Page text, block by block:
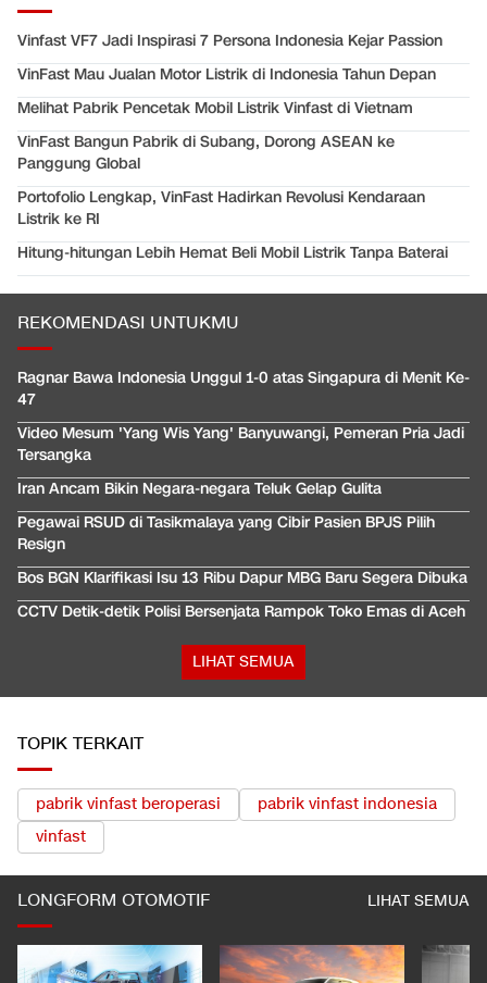
Vinfast VF7 Jadi Inspirasi 7 Persona Indonesia Kejar Passion
VinFast Mau Jualan Motor Listrik di Indonesia Tahun Depan
Melihat Pabrik Pencetak Mobil Listrik Vinfast di Vietnam
VinFast Bangun Pabrik di Subang, Dorong ASEAN ke
Panggung Global
Portofolio Lengkap, VinFast Hadirkan Revolusi Kendaraan
Listrik ke RI
Hitung-hitungan Lebih Hemat Beli Mobil Listrik Tanpa Baterai
REKOMENDASI UNTUKMU
Ragnar Bawa Indonesia Unggul 1-0 atas Singapura di Menit Ke-
47
Video Mesum 'Yang Wis Yang' Banyuwangi, Pemeran Pria Jadi
Tersangka
Iran Ancam Bikin Negara-negara Teluk Gelap Gulita
Pegawai RSUD di Tasikmalaya yang Cibir Pasien BPJS Pilih
Resign
Bos BGN Klarifikasi Isu 13 Ribu Dapur MBG Baru Segera Dibuka
CCTV Detik-detik Polisi Bersenjata Rampok Toko Emas di Aceh
LIHAT SEMUA
TOPIK TERKAIT
pabrik vinfast beroperasi
pabrik vinfast indonesia
vinfast
LONGFORM OTOMOTIF LIHAT SEMUA